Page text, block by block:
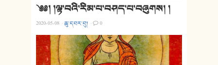
༄༅། །ལྟ་བའི་རིམ་པ་བཤད་པ་བཞུགས། །
2020-05-08 ·ཆུ་དབར་བུ། · 0